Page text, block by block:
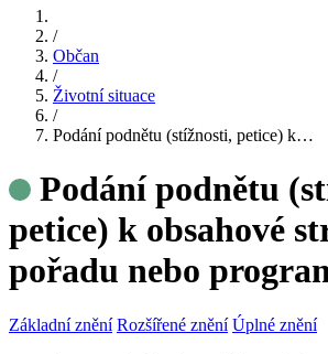
/
Občan
/
Životní situace
/
Podání podnětu (stížnosti, petice) k…
Podání podnětu
petice) k obsahové
pořadu nebo
Základní znění Rozšířené znění Úplné znění